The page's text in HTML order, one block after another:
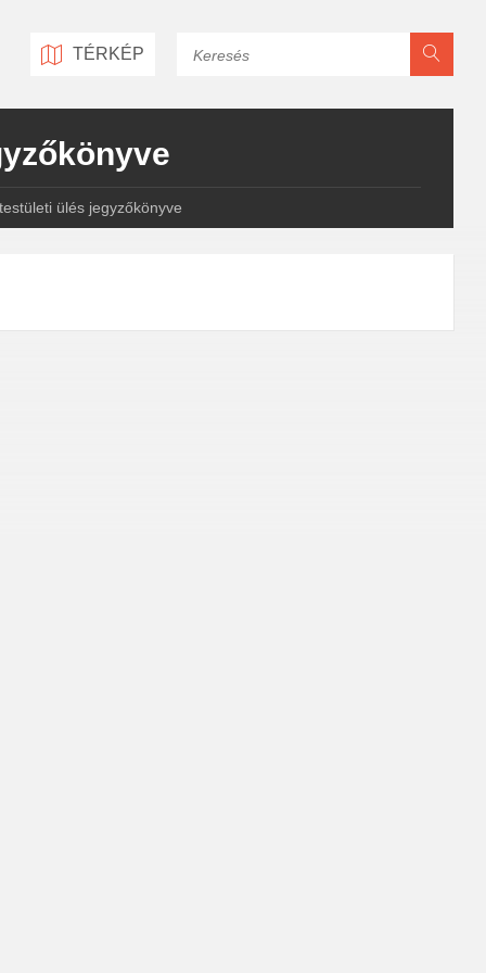
TÉRKÉP
ülés jegyzőkönyve